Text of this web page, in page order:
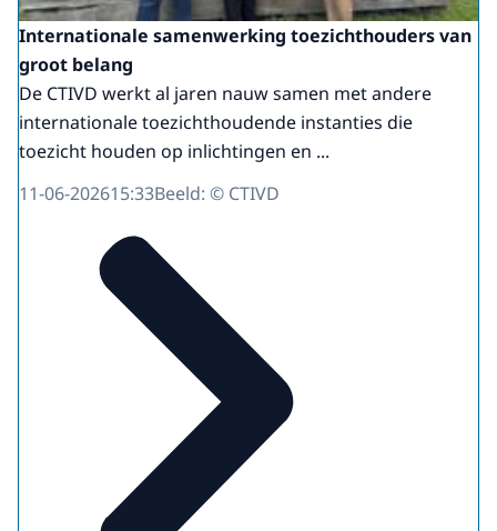
Internationale samenwerking toezichthouders van
groot belang
De CTIVD werkt al jaren nauw samen met andere
internationale toezichthoudende instanties die
toezicht houden op inlichtingen en ...
11-06-202615:33Beeld: © CTIVD